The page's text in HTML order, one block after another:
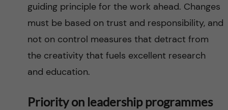
guiding principle for the work ahead. Changes
must be based on trust and responsibility, and
not on control measures that detract from
the creativity that fuels excellent research
and education.
Priority on leadership programmes